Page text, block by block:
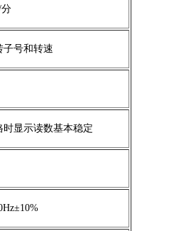
分
子号和转速
时显示读数基本稳定